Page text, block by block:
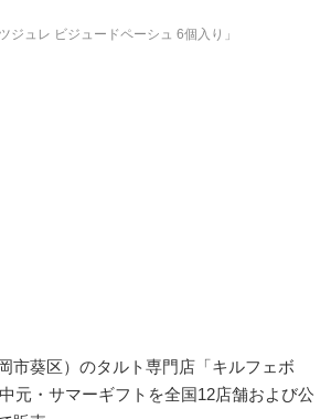
ジュレ ビジュードペーシュ 6個入り」
市葵区）のタルト専門店「キルフェボ
元・サマーギフトを全国12店舗および公